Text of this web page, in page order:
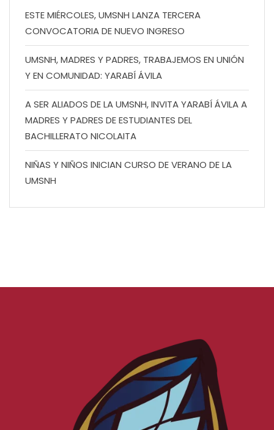
ESTE MIÉRCOLES, UMSNH LANZA TERCERA
CONVOCATORIA DE NUEVO INGRESO
UMSNH, MADRES Y PADRES, TRABAJEMOS EN UNIÓN
Y EN COMUNIDAD: YARABÍ ÁVILA
A SER ALIADOS DE LA UMSNH, INVITA YARABÍ ÁVILA A
MADRES Y PADRES DE ESTUDIANTES DEL
BACHILLERATO NICOLAITA
NIÑAS Y NIÑOS INICIAN CURSO DE VERANO DE LA
UMSNH